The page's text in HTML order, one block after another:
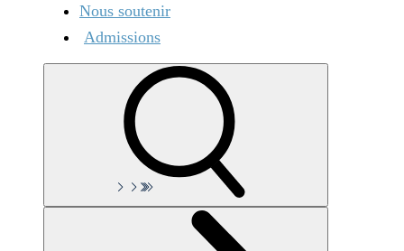
Nous soutenir
Admissions